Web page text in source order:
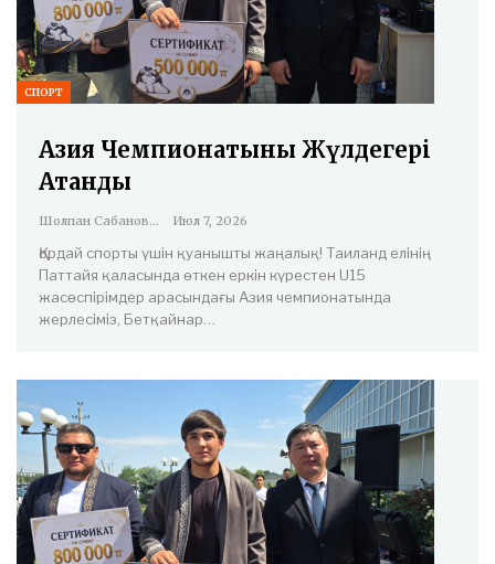
СПОРТ
Азия Чемпионатының Жүлдегері
Атанды
Шолпан Сабанова Июл 7, 2026
Қордай спорты үшін қуанышты жаңалық! Таиланд елінің
Паттайя қаласында өткен еркін күрестен U15
жасөспірімдер арасындағы Азия чемпионатында
жерлесіміз, Бетқайнар…